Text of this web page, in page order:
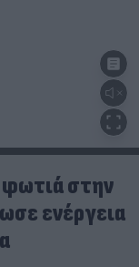
φωτιά στην
ενέργεια